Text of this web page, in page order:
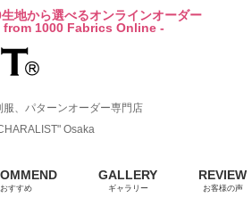
地から選べるオンラインオーダー
1000 Fabrics Online -
、パターンオーダー専門店
Osaka
おすすめ
GALLERY
ギャラリー
REVIEW
お客様の声